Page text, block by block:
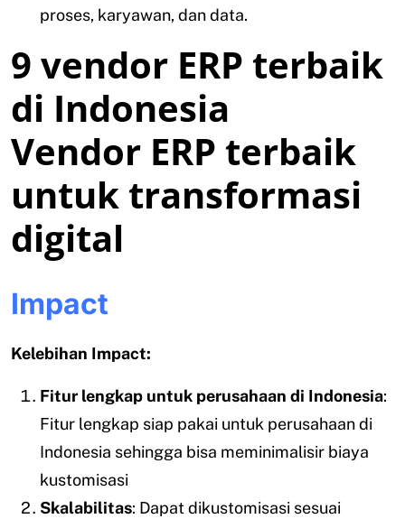
proses, karyawan, dan data.
9 vendor ERP terbaik
di Indonesia
Vendor ERP terbaik
untuk transformasi
digital
Impact
Kelebihan Impact:
Fitur lengkap untuk perusahaan di Indonesia:
Fitur lengkap siap pakai untuk perusahaan di
Indonesia sehingga bisa meminimalisir biaya
kustomisasi
Skalabilitas: Dapat dikustomisasi sesuai